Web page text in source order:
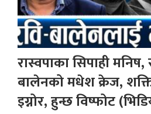
रास्वपाका सिपाही
बालेनको मधेश क्रेज,
इग्नोर, हुन्छ विष्फोट